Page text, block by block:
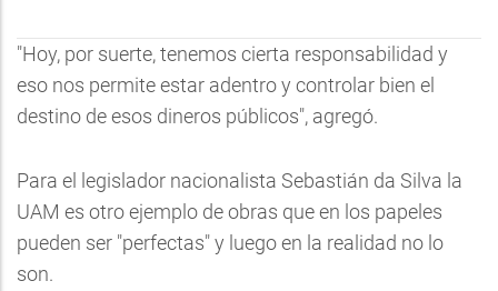
"Hoy, por suerte, tenemos cierta responsabilidad y
eso nos permite estar adentro y controlar bien el
destino de esos dineros públicos", agregó.
Para el legislador nacionalista Sebastián da Silva la
UAM es otro ejemplo de obras que en los papeles
pueden ser "perfectas" y luego en la realidad no lo
son.